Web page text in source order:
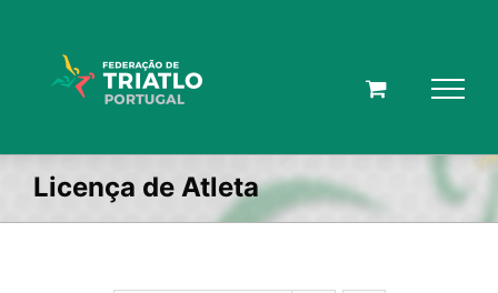
Licença de Atleta